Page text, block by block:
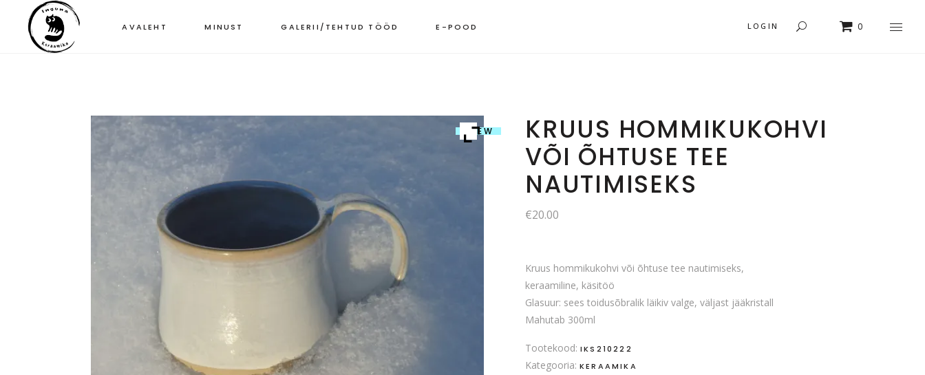
AVALEHT MINUST GALERII/TEHTUD TÖÖD E-POOD LOGIN 0
SOLD
NEW
KRUUS HOMMIKUKOHVI
VÕI ÕHTUSE TEE
NAUTIMISEKS
€20.00
Kruus hommikukohvi või õhtuse tee nautimiseks,
keraamiline, käsitöö
Glasuur: sees toidusõbralik läikiv valge, väljast jääkristall
Mahutab 300ml
Tootekood: IKS210222
Kategooria: KERAAMIKA